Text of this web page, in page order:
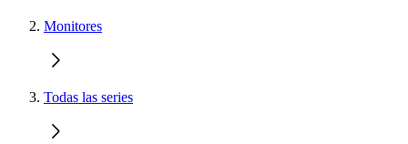
Monitores
Todas las series